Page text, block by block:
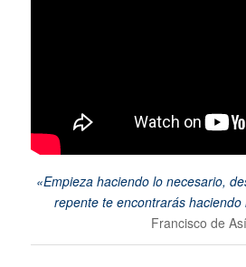
«Empieza haciendo lo necesario,
repente te encontrarás haciendo
Francisco de